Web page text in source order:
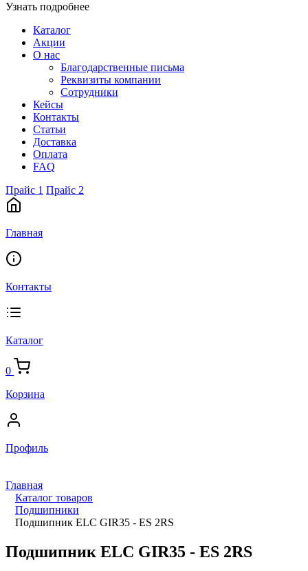
Узнать подробнее
Каталог
Акции
О нас
Благодарственные письма
Реквизиты компании
Сотрудники
Кейсы
Контакты
Статьи
Доставка
Оплата
FAQ
Прайс 1 Прайс 2
Главная
Контакты
Каталог
0
Корзина
Профиль
Главная
Каталог товаров
Подшипники
Подшипник ELC GIR35 - ES 2RS
Подшипник ELC GIR35 - ES 2RS